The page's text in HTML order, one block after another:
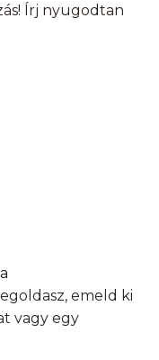
Írj nyugodtan
emeld ki
vagy egy